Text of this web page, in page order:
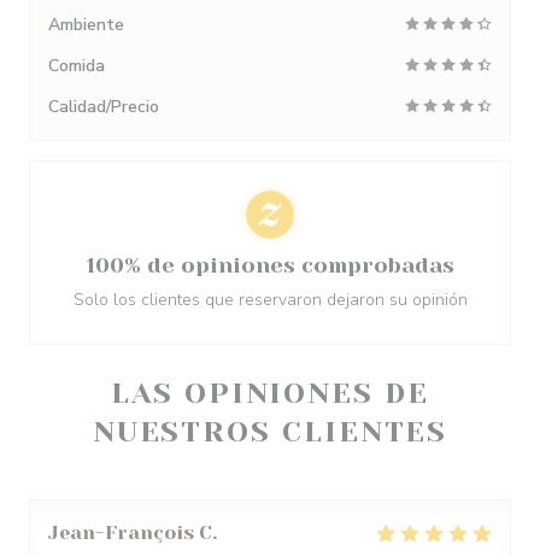
LAS OPINIONES DE
NUESTROS CLIENTES
Jean-François C
Ambiente
Comida
Calidad/Precio
100% de opiniones comprobadas
Solo los clientes que reservaron dejaron su opinión